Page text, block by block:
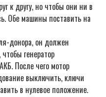
к другу, но чтобы они ни в
Обе машины поставить на
донора, он должен
генератор
После чего мотор
выключить, ключи
в нулевое положение.